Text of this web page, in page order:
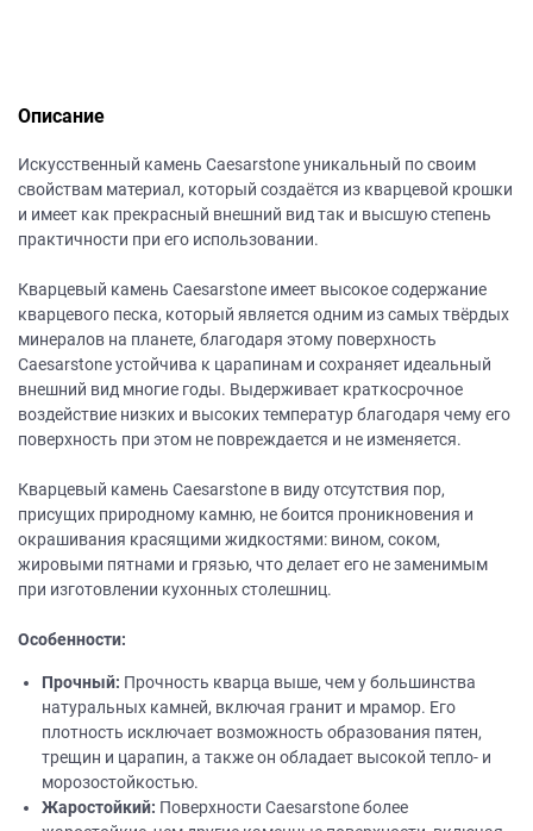
Описание
Искусственный камень Caesarstone уникальный по своим
свойствам материал, который создаётся из кварцевой крошки
и имеет как прекрасный внешний вид так и высшую степень
практичности при его использовании.
Кварцевый камень Caesarstone имеет высокое содержание
кварцевого песка, который является одним из самых твёрдых
минералов на планете, благодаря этому поверхность
Caesarstone устойчива к царапинам и сохраняет идеальный
внешний вид многие годы. Выдерживает краткосрочное
воздействие низких и высоких температур благодаря чему его
поверхность при этом не повреждается и не изменяется.
Кварцевый камень Caesarstone в виду отсутствия пор,
присущих природному камню, не боится проникновения и
окрашивания красящими жидкостями: вином, соком,
жировыми пятнами и грязью, что делает его не заменимым
при изготовлении кухонных столешниц.
Особенности:
Прочный: Прочность кварца выше, чем у большинства
натуральных камней, включая гранит и мрамор. Его
плотность исключает возможность образования пятен,
трещин и царапин, а также он обладает высокой тепло- и
морозостойкостью.
Жаростойкий: Поверхности Caesarstone более